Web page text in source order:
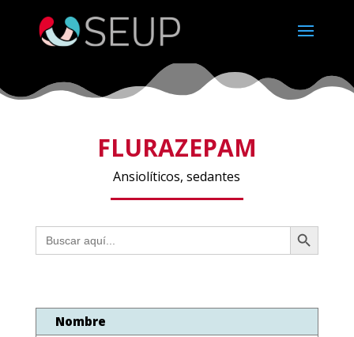
FLURAZEPAM
Ansiolíticos, sedantes
Buscar: Botón de búsqueda
Nombre